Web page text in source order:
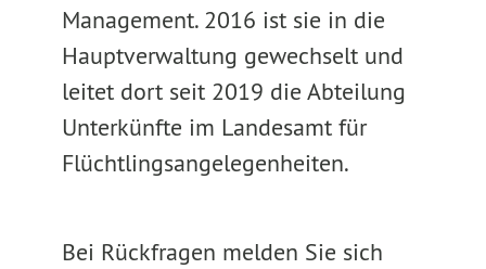
Management. 2016 ist sie in die
Hauptverwaltung gewechselt und
leitet dort seit 2019 die Abteilung
Unterkünfte im Landesamt für
Flüchtlingsangelegenheiten.
Bei Rückfragen melden Sie sich